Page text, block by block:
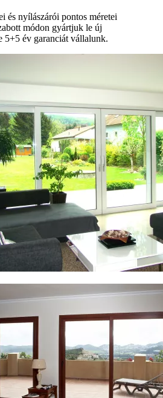
és nyílászárói pontos méretei
módon gyártjuk le új
5+5 év garanciát vállalunk.